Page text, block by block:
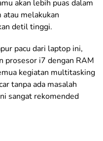
akan lebih puas dalam
melakukan
detil tinggi.
pacu dari laptop ini,
prosesor i7 dengan RAM
kegiatan multitasking
tanpa ada masalah
sangat rekomended